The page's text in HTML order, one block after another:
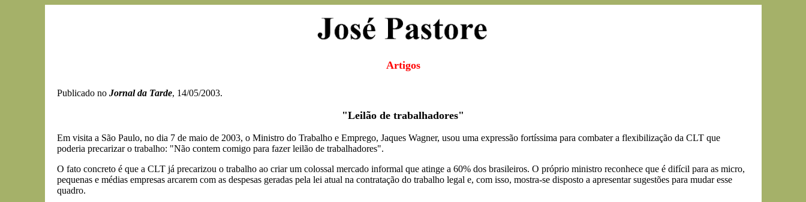
Artigos
Publicado no Jornal da Tarde, 14/05/2003.
"Leilão de trabalhadores"
Em visita a São Paulo, no dia 7 de maio de 2003, o Ministro do Trabalho e Emprego, Jaques Wagner, usou uma expressão fortíssima para combater a flexibilização da CLT que
poderia precarizar o trabalho: "Não contem comigo para fazer leilão de trabalhadores".
O fato concreto é que a CLT já precarizou o trabalho ao criar um colossal mercado informal que atinge a 60% dos brasileiros. O próprio ministro reconhece que é difícil para as micro,
pequenas e médias empresas arcarem com as despesas geradas pela lei atual na contratação do trabalho legal e, com isso, mostra-se disposto a apresentar sugestões para mudar esse
quadro.